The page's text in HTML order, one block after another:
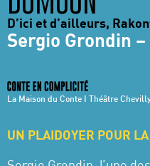
D’ici et d’ailleurs,
Sergio Grondin
La Maison du Conte I Théâtre
UN PLAIDOYER POUR